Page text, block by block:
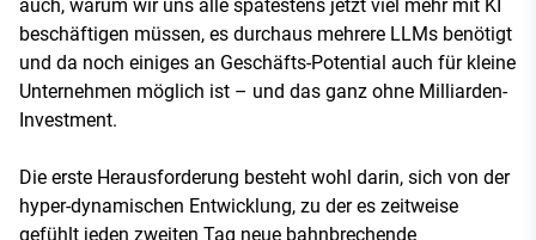
auch, warum wir uns alle spätestens jetzt viel mehr mit KI
beschäftigen müssen, es durchaus mehrere LLMs benötigt
und da noch einiges an Geschäfts-Potential auch für kleine
Unternehmen möglich ist – und das ganz ohne Milliarden-
Investment.
Die erste Herausforderung besteht wohl darin, sich von der
hyper-dynamischen Entwicklung, zu der es zeitweise
gefühlt jeden zweiten Tag neue bahnbrechende